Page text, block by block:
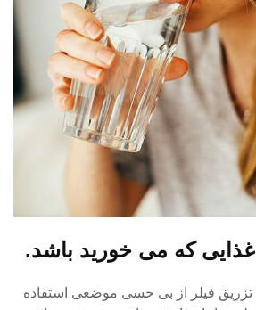
فیلر از بی حسی موضعی استفاده